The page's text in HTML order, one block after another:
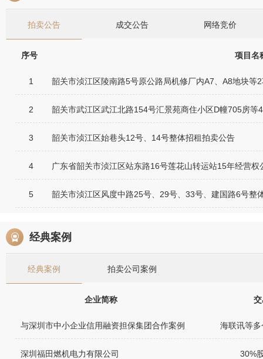
拍卖公告 成交公告 网络竞价
序号 项目名
1 韶关市浈江区陵南路5号原公路局机修厂内A7、A8地块等
2 韶关市武江区武江北路154号汇景苑商住小区D幢705房等
3 韶关市浈江区始巷头12号、14号整体招租拍卖公告
4 广东省韶关市浈江区站东路16号莲花山转运站15年经营权
5 韶关市浈江区风度中路25号、29号、33号、建国路6号整
经典案例
经典案例 拍卖公司案例
企业简称
与深圳市中小企业信用融资担保集团合作案例
深圳福田燃机电力有限公司 30%